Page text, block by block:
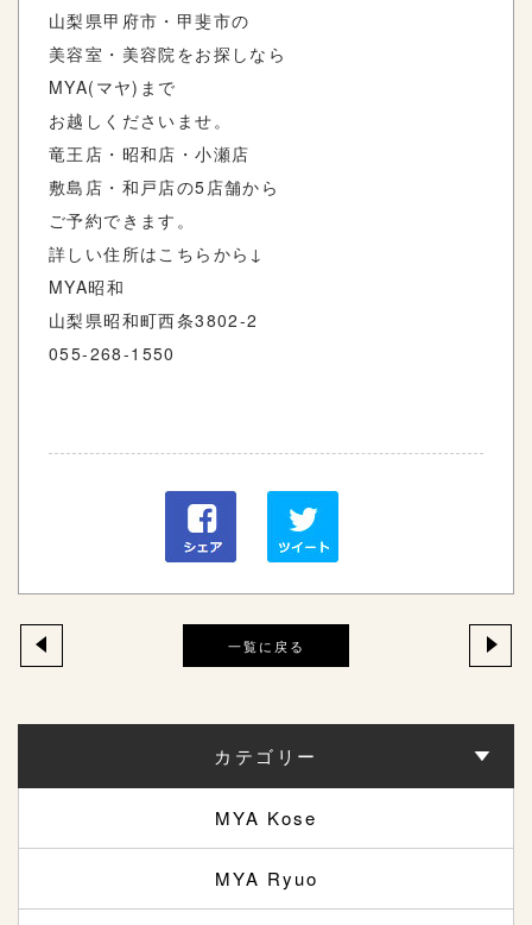
山梨県甲府市・甲斐市の
美容室・美容院をお探しなら
MYA(マヤ)まで
お越しくださいませ。
竜王店・昭和店・小瀬店
敷島店・和戸店の5店舗から
ご予約できます。
詳しい住所はこちらから↓
MYA昭和
山梨県昭和町西条3802-2
055-268-1550
一覧に戻る
カテゴリー
MYA Kose
MYA Ryuo